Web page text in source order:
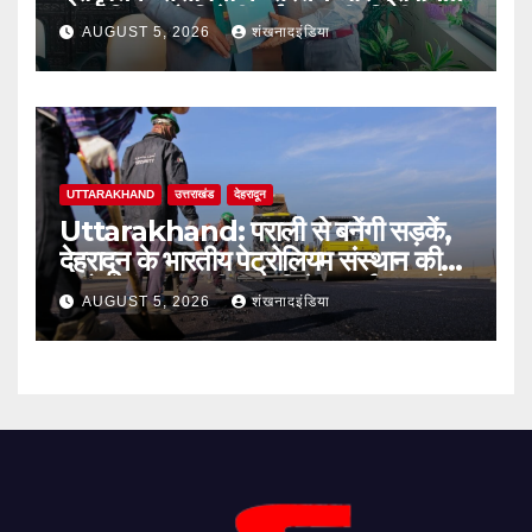
आजीविका को मिलेगी नई मजबूती: दिलीप
जावलकर
AUGUST 5, 2026 शंखनादइंडिया
UTTARAKHAND उत्तराखंड देहरादून
Uttarakhand: पराली से बनेंगी सड़कें,
देहरादून के भारतीय पेट्रोलियम संस्थान की
बायो-बाइंडर तकनीक से मिलेगा पर्यावरण को
बड़ा लाभ
AUGUST 5, 2026 शंखनादइंडिया